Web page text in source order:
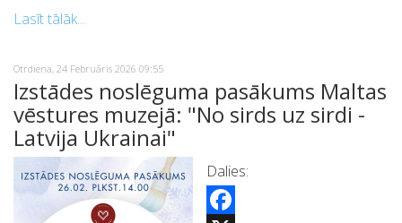
Lasīt tālāk...
Otrdiena, 24 Februāris 2026 09:55
Izstādes noslēguma pasākums Maltas
vēstures muzejā: "No sirds uz sirdi -
Latvija Ukrainai"
Dalies: